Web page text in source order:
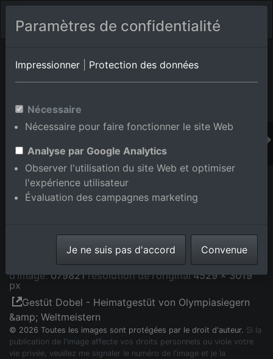
Album de lieux Dobel en Bade-Wurtemberg,Allemagne
Haras Dobel à Dobel dans le département Bade-
Wurtemberg, Allemagneprise le31/05/2015numéro
d'image:079821résolution de l'original4529 x 3019
px
Gestüt Dobel - Heimatgestüt von Olympiasiegern
&amp; Weltmeistern
© 2026 Toutes les images sont protégées par le droit d'auteur. Si la
publication de l'image affecte vos droits personnels ou viole votre
vie privée, veuillez me signaler le numéro de l'image et je la
Paramètres de confidentialité
Impressionner Protection des données
Nécessaire
Nécessaire pour faire fonctionner le site Web
Analyse par Google Analytics
Observer l'utilisation du site Web et optimiser
l'expérience utilisateur
Évaluation des campagnes marketing
Je ne suis pas d'accord Convenue